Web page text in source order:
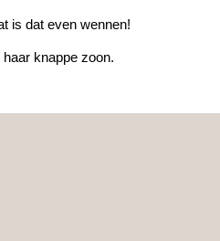
is dat even wennen!
knappe zoon.